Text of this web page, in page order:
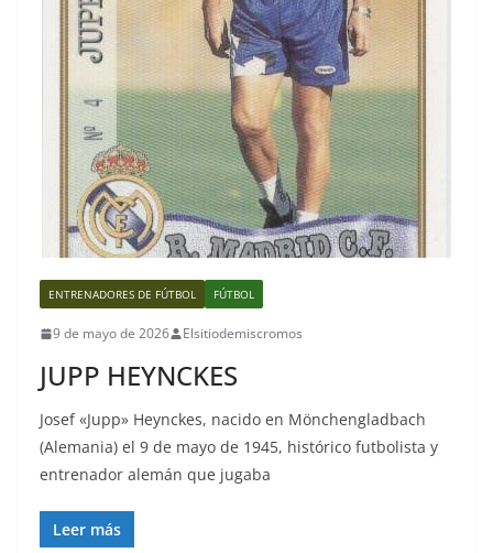
ENTRENADORES DE FÚTBOL FÚTBOL
9 de mayo de 2026 Elsitiodemiscromos
JUPP HEYNCKES
Josef «Jupp» Heynckes, nacido en Mönchengladbach
(Alemania) el 9 de mayo de 1945, histórico futbolista y
entrenador alemán que jugaba
Leer más